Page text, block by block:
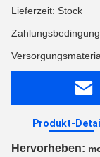
Lieferzeit: Stock
Produkt-
Hervorheben: